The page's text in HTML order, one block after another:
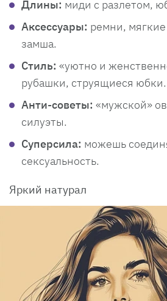
Длины: миди с разлетом,
Аксессуары: ремни,
замша.
Стиль: «уютно и
рубашки, струящиеся юбки.
Анти-советы: «мужской»
силуэты.
Суперсила: можешь
сексуальность.
Яркий натурал